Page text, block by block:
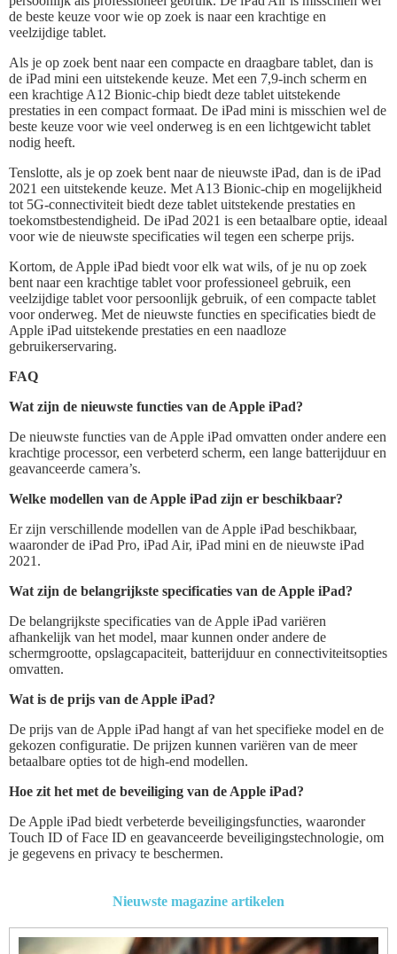
de beste keuze voor wie op zoek is naar een krachtige en
veelzijdige tablet.
Als je op zoek bent naar een compacte en draagbare tablet, dan is
de iPad mini een uitstekende keuze. Met een 7,9-inch scherm en
een krachtige A12 Bionic-chip biedt deze tablet uitstekende
prestaties in een compact formaat. De iPad mini is misschien wel de
beste keuze voor wie veel onderweg is en een lichtgewicht tablet
nodig heeft.
Tenslotte, als je op zoek bent naar de nieuwste iPad, dan is de iPad
2021 een uitstekende keuze. Met A13 Bionic-chip en mogelijkheid
tot 5G-connectiviteit biedt deze tablet uitstekende prestaties en
toekomstbestendigheid. De iPad 2021 is een betaalbare optie, ideaal
voor wie de nieuwste specificaties wil tegen een scherpe prijs.
Kortom, de Apple iPad biedt voor elk wat wils, of je nu op zoek
bent naar een krachtige tablet voor professioneel gebruik, een
veelzijdige tablet voor persoonlijk gebruik, of een compacte tablet
voor onderweg. Met de nieuwste functies en specificaties biedt de
Apple iPad uitstekende prestaties en een naadloze
gebruikerservaring.
FAQ
Wat zijn de nieuwste functies van de Apple iPad?
De nieuwste functies van de Apple iPad omvatten onder andere een
krachtige processor, een verbeterd scherm, een lange batterijduur en
geavanceerde camera’s.
Welke modellen van de Apple iPad zijn er beschikbaar?
Er zijn verschillende modellen van de Apple iPad beschikbaar,
waaronder de iPad Pro, iPad Air, iPad mini en de nieuwste iPad
2021.
Wat zijn de belangrijkste specificaties van de Apple iPad?
De belangrijkste specificaties van de Apple iPad variëren
afhankelijk van het model, maar kunnen onder andere de
schermgrootte, opslagcapaciteit, batterijduur en connectiviteitsopties
omvatten.
Wat is de prijs van de Apple iPad?
De prijs van de Apple iPad hangt af van het specifieke model en de
gekozen configuratie. De prijzen kunnen variëren van de meer
betaalbare opties tot de high-end modellen.
Hoe zit het met de beveiliging van de Apple iPad?
De Apple iPad biedt verbeterde beveiligingsfuncties, waaronder
Touch ID of Face ID en geavanceerde beveiligingstechnologie, om
je gegevens en privacy te beschermen.
Nieuwste magazine artikelen